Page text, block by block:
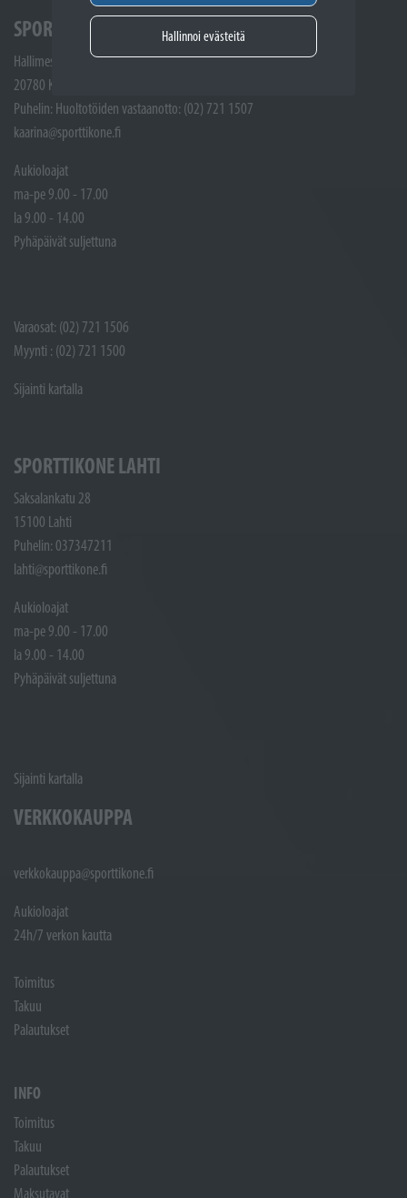
Hallinnoi evästeitä
SPORTTIKONE KAARINA
Hallimestarinkatu 4
20780 Kaarina
Puhelin: Huoltotöiden vastaanotto: (02) 721 1507
kaarina@sporttikone.fi
Aukioloajat
ma-pe 9.00 - 17.00
la 9.00 - 14.00
Pyhäpäivät suljettuna
Varaosat: (02) 721 1506
Myynti : (02) 721 1500
Sijainti kartalla
SPORTTIKONE LAHTI
Saksalankatu 28
15100 Lahti
Puhelin: 037347211
lahti@sporttikone.fi
Aukioloajat
ma-pe 9.00 - 17.00
la 9.00 - 14.00
Pyhäpäivät suljettuna
Sijainti kartalla
VERKKOKAUPPA
verkkokauppa@sporttikone.fi
Aukioloajat
24h/7 verkon kautta
Toimitus
Takuu
Palautukset
INFO
Toimitus
Takuu
Palautukset
Maksutavat